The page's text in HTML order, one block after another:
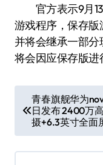
官方表示9月13
游戏程序，保存版
并将会继承一部
将会因应保存版进
章
导
航
青春旗舰华为
日发布 2400万
摄+6.3英寸全面